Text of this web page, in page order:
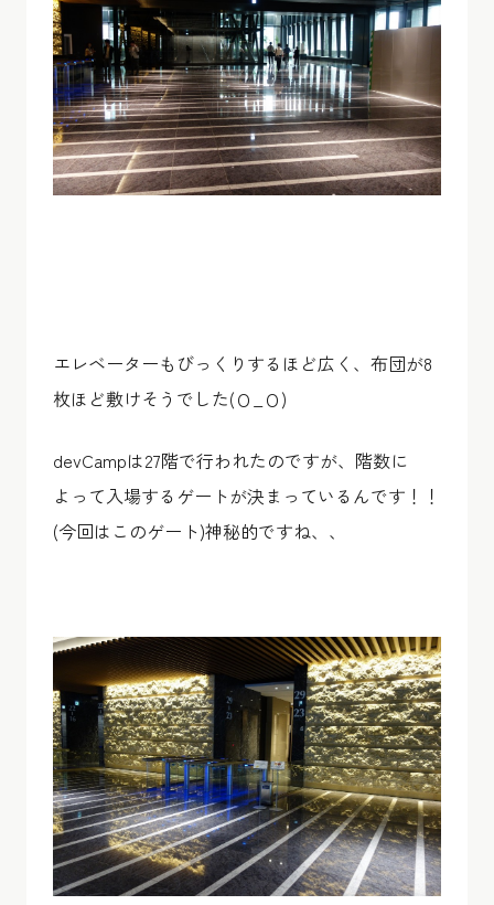
エレベーターもびっくりするほど広く、布団が8
枚ほど敷けそうでした(Ｏ_Ｏ)
devCampは27階で行われたのですが、階数に
よって入場するゲートが決まっているんです！！
(今回はこのゲート)神秘的ですね、、